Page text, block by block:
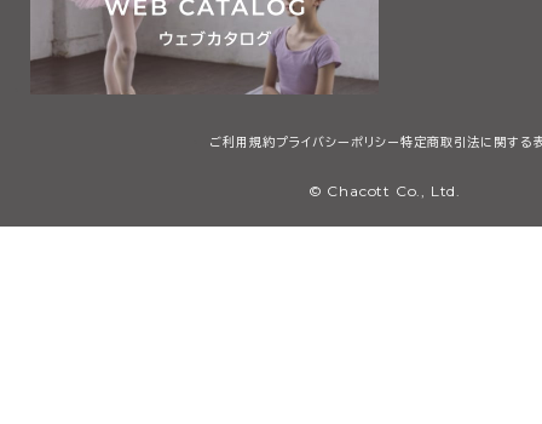
ご利用規約プライバシーポリシー 特定商取引法に関する
© Chacott Co., Ltd.